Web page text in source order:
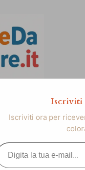
Iscriviti
Iscriviti ora per
Digita la tua e-mail...